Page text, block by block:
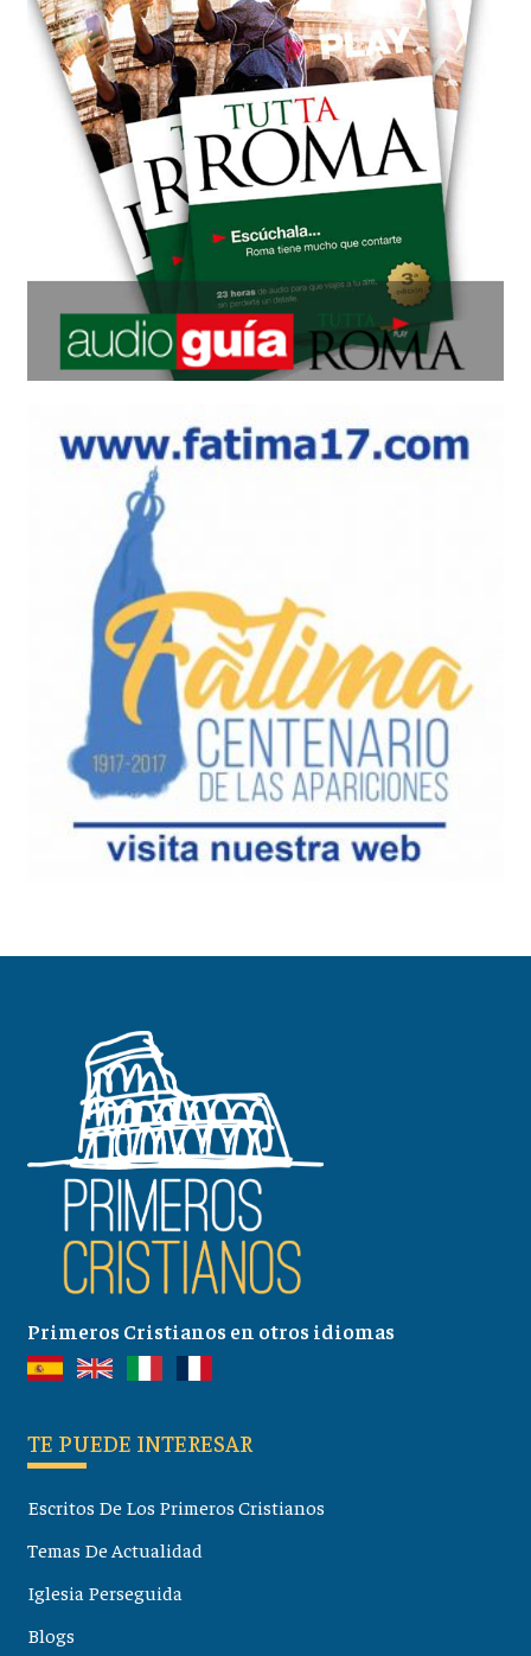
Primeros Cristianos en otros idiomas
TE PUEDE INTERESAR
Escritos De Los Primeros Cristianos
Temas De Actualidad
Iglesia Perseguida
Blogs